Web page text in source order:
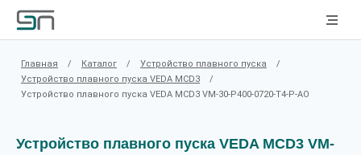
Главная / Каталог / Устройство плавного пуска
/
Устройство плавного пуска VEDA MCD3
/
Устройство плавного пуска VEDA MCD3 VM-30-P400-0720-T4-P-AO
Устройство плавного пуска VEDA MCD3 VM-